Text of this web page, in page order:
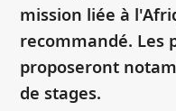
mission liée à
recommandé. Les
proposeront
de stages.